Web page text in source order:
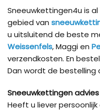
Sneeuwkettingen4u is
gebied van
u uitsluitend de beste
Weissenfels, Maggi en
verzendkosten. En
Dan wordt de bestelling
Sneeuwkettingen advies
Heeft u liever